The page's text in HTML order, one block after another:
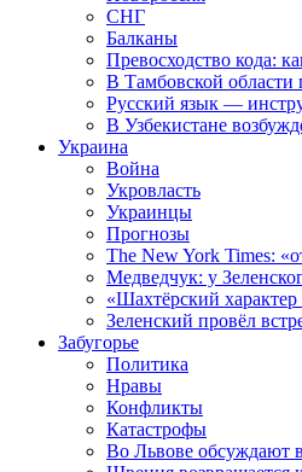
СНГ
Балканы
Превосходство кода:
В Тамбовской области
Русский язык —
В Узбекистане
Украина
Война
Укровласть
Украинцы
Прогнозы
The New York Times:
Медведчук: у
«Шахтёрский характер
Зеленский провёл
Забугорье
Политика
Нравы
Конфликты
Катастрофы
Во Львове обсуждают